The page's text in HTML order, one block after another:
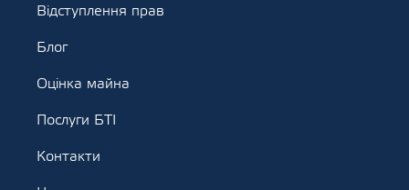
Відступлення прав
Блог
Оцінка майна
Послуги БТІ
Контакти